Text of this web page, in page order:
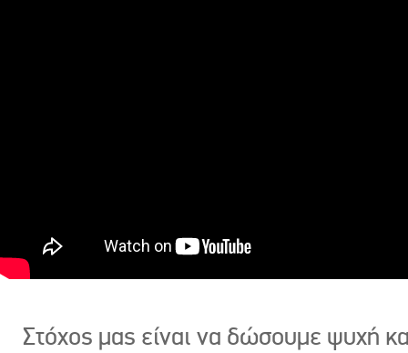
Στόχος μας είναι να δώσουμε ψυχή